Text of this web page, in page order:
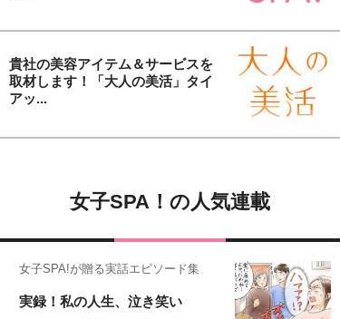
貴社の美容アイテム＆サービスを
取材します！「大人の美活」タイ
アッ...
女子SPA！の人気連載
女子SPA!が贈る実話エピソード集
実録！私の人生、泣き笑い